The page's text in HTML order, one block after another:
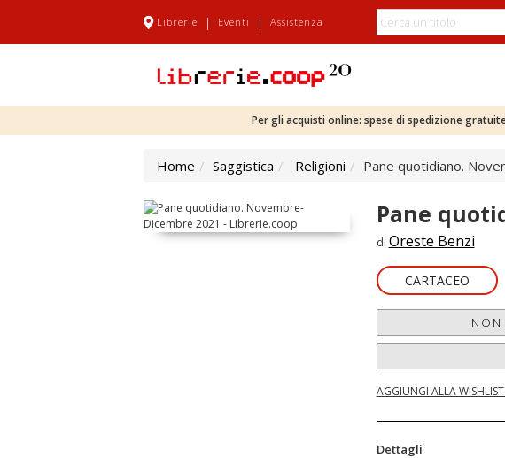
Librerie | Eventi | Assistenza
Per gli acquisti online: spese di spedizione
Home Saggistica Religioni Pane quotidiano.
Pane
di Oreste Benzi
CARTACEO
AGGIUNGI ALLA WISHLIST
Dettagli